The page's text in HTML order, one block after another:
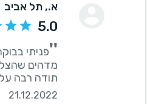
א., תל אביב
5.0
''
תודה רבה
21.12.2022